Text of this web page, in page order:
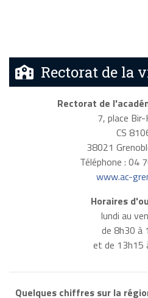
Rectorat de la
Rectorat de
7, place
CS
38021
Téléphone : 04
www.ac-
Horaires
lundi au
de 8h30 à
et de 13h15
Quelques chiffres sur la